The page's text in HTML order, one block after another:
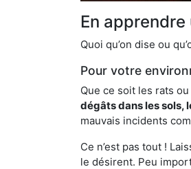
En
Quoi qu’on dise ou
Pour votre
Que ce soit les rats
dégâts dans les sols,
mauvais incidents
Ce n’est pas tout !
le désirent. Peu